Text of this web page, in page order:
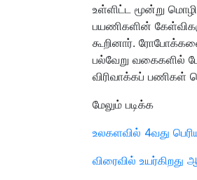
உள்ளிட்ட மூன்று
பயணிகளின்
கூறினார்.
பல்வேறு வகைகளில்
விரிவாக்கப்
மேலும் படிக்க
உலகளவில் 4வது
விரைவில்